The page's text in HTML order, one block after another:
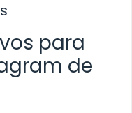
para
de